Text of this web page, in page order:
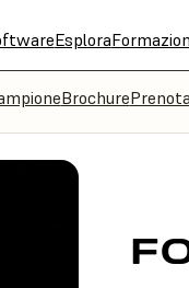
Esplora
Brochure